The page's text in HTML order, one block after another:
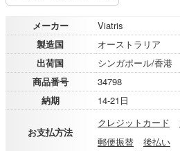
メーカー
Viatris
製造国
オーストラリア
出荷国
シンガポール/香港
商品番号
34798
納期
14-21日
お支払方法
クレジットカード
郵便振替
後払い